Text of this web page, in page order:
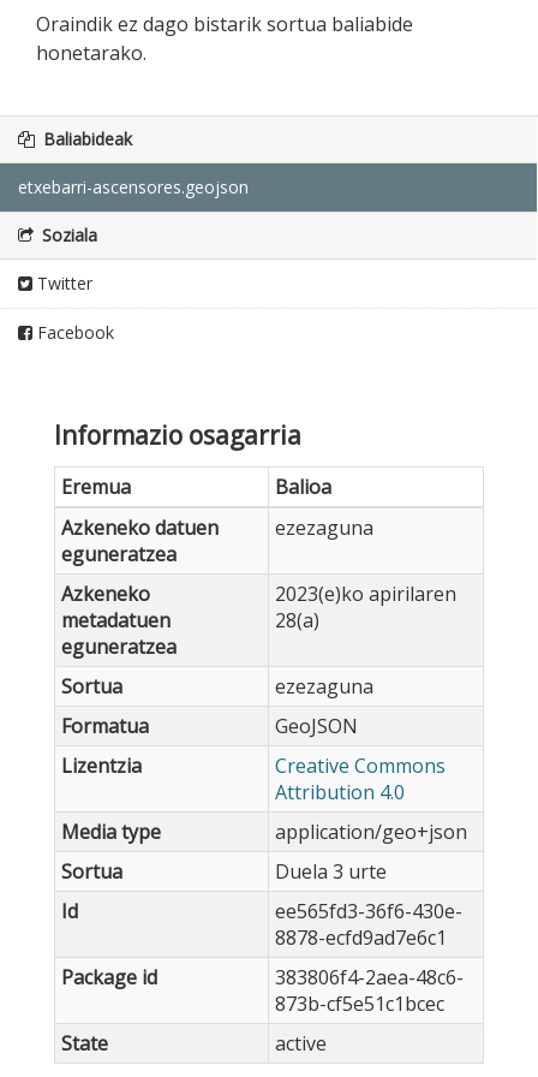
Oraindik ez dago bistarik sortua baliabide
honetarako.
Baliabideak
etxebarri-ascensores.geojson
Soziala
Twitter
Facebook
Informazio osagarria
Eremua
Balioa
Azkeneko datuen
eguneratzea
ezezaguna
Azkeneko
metadatuen
eguneratzea
2023(e)ko apirilaren
28(a)
Sortua
ezezaguna
Formatua
GeoJSON
Lizentzia
Creative Commons
Attribution 4.0
Media type
application/geo+json
Sortua
Duela 3 urte
Id
ee565fd3-36f6-430e-
8878-ecfd9ad7e6c1
Package id
383806f4-2aea-48c6-
873b-cf5e51c1bcec
State
active